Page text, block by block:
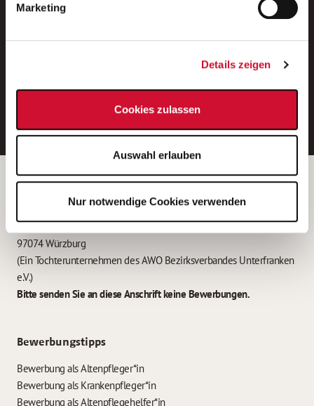
Marketing
Details zeigen
Cookies zulassen
Auswahl erlauben
Nur notwendige Cookies verwenden
E-Mail-Adresse eintragen
Betreiber der Webseite
Garitz Bewirtschaftungsbetriebe GmbH
Kantstraße 45a
97074 Würzburg
(Ein Tochterunternehmen des AWO Bezirksverbandes Unterfranken
e.V.)
Bitte senden Sie an diese Anschrift keine Bewerbungen.
Bewerbungstipps
Bewerbung als Altenpfleger*in
Bewerbung als Krankenpfleger*in
Bewerbung als Altenpflegehelfer*in